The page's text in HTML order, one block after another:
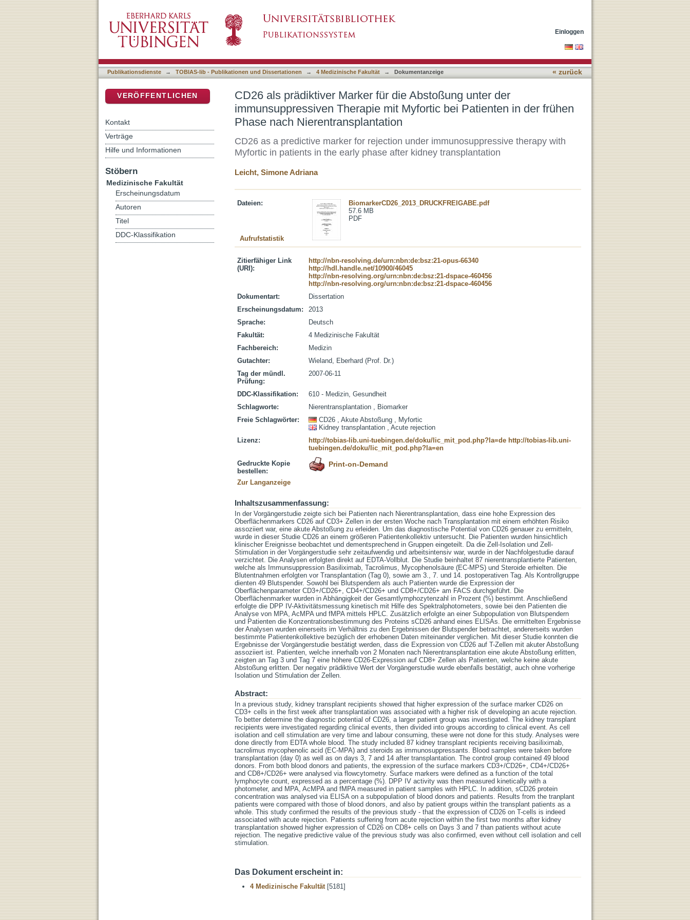
bei Patienten in der frühen Phase nach Nierentransplantation
Einloggen
Publikationsdienste → TOBIAS-lib - Publikationen und Dissertationen → 4 Medizinische Fakultät → Dokumentanzeige « zurück
CD26 als prädiktiver Marker für die Abstoßung unter der
immunsuppressiven Therapie mit Myfortic bei Patienten in der frühen
Phase nach Nierentransplantation
CD26 as a predictive marker for rejection under immunosuppressive therapy with
Myfortic in patients in the early phase after kidney transplantation
Leicht, Simone Adriana
Dateien:
BiomarkerCD26_2013_DRUCKFREIGABE.pdf
57.6 MB
PDF
Aufrufstatistik
Zitierfähiger Link
(URI):
http://nbn-resolving.de/urn:nbn:de:bsz:21-opus-66340
http://hdl.handle.net/10900/46045
http://nbn-resolving.org/urn:nbn:de:bsz:21-dspace-460456
http://nbn-resolving.org/urn:nbn:de:bsz:21-dspace-460456
Dokumentart:
Dissertation
Erscheinungsdatum:
2013
Sprache:
Deutsch
Fakultät:
4 Medizinische Fakultät
Fachbereich:
Medizin
Gutachter:
Wieland, Eberhard (Prof. Dr.)
Tag der mündl.
Prüfung:
2007-06-11
DDC-Klassifikation:
610 - Medizin, Gesundheit
Schlagworte:
Nierentransplantation , Biomarker
Freie Schlagwörter:
CD26 , Akute Abstoßung , Myfortic
Kidney transplantation , Acute rejection
Lizenz:
http://tobias-lib.uni-tuebingen.de/doku/lic_mit_pod.php?la=de http://tobias-lib.uni-
tuebingen.de/doku/lic_mit_pod.php?la=en
Gedruckte Kopie
bestellen:
Print-on-Demand
Zur Langanzeige
Inhaltszusammenfassung:
In der Vorgängerstudie zeigte sich bei Patienten nach Nierentransplantation, dass eine hohe Expression des
Oberflächenmarkers CD26 auf CD3+ Zellen in der ersten Woche nach Transplantation mit einem erhöhten Risiko
assoziiert war, eine akute Abstoßung zu erleiden. Um das diagnostische Potential von CD26 genauer zu ermitteln,
wurde in dieser Studie CD26 an einem größeren Patientenkollektiv untersucht. Die Patienten wurden hinsichtlich
klinischer Ereignisse beobachtet und dementsprechend in Gruppen eingeteilt. Da die Zell-Isolation und Zell-
Stimulation in der Vorgängerstudie sehr zeitaufwendig und arbeitsintensiv war, wurde in der Nachfolgestudie darauf
verzichtet. Die Analysen erfolgten direkt auf EDTA-Vollblut. Die Studie beinhaltet 87 nierentransplantierte Patienten,
welche als Immunsuppression Basiliximab, Tacrolimus, Mycophenolsäure (EC-MPS) und Steroide erhielten. Die
Blutentnahmen erfolgten vor Transplantation (Tag 0), sowie am 3., 7. und 14. postoperativen Tag. Als Kontrollgruppe
dienten 49 Blutspender. Sowohl bei Blutspendern als auch Patienten wurde die Expression der
Oberflächenparameter CD3+/CD26+, CD4+/CD26+ und CD8+/CD26+ am FACS durchgeführt. Die
Oberflächenmarker wurden in Abhängigkeit der Gesamtlymphozytenzahl in Prozent (%) bestimmt. Anschließend
erfolgte die DPP IV-Aktivitätsmessung kinetisch mit Hilfe des Spektralphotometers, sowie bei den Patienten die
Analyse von MPA, AcMPA und fMPA mittels HPLC. Zusätzlich erfolgte an einer Subpopulation von Blutspendern
und Patienten die Konzentrationsbestimmung des Proteins sCD26 anhand eines ELISAs. Die ermittelten Ergebnisse
der Analysen wurden einerseits im Verhältnis zu den Ergebnissen der Blutspender betrachtet, andererseits wurden
bestimmte Patientenkollektive bezüglich der erhobenen Daten miteinander verglichen. Mit dieser Studie konnten die
Ergebnisse der Vorgängerstudie bestätigt werden, dass die Expression von CD26 auf T-Zellen mit akuter Abstoßung
assoziiert ist. Patienten, welche innerhalb von 2 Monaten nach Nierentransplantation eine akute Abstoßung erlitten,
zeigten an Tag 3 und Tag 7 eine höhere CD26-Expression auf CD8+ Zellen als Patienten, welche keine akute
Abstoßung erlitten. Der negativ prädiktive Wert der Vorgängerstudie wurde ebenfalls bestätigt, auch ohne vorherige
Isolation und Stimulation der Zellen.
Abstract:
In a previous study, kidney transplant recipients showed that higher expression of the surface marker CD26 on
CD3+ cells in the first week after transplantation was associated with a higher risk of developing an acute rejection.
To better determine the diagnostic potential of CD26, a larger patient group was investigated. The kidney transplant
recipients were investigated regarding clinical events, then divided into groups according to clinical event. As cell
isolation and cell stimulation are very time and labour consuming, these were not done for this study. Analyses were
done directly from EDTA whole blood. The study included 87 kidney transplant recipients receiving basiliximab,
tacrolimus mycophenolic acid (EC-MPA) and steroids as immunosuppressants. Blood samples were taken before
transplantation (day 0) as well as on days 3, 7 and 14 after transplantation. The control group contained 49 blood
donors. From both blood donors and patients, the expression of the surface markers CD3+/CD26+, CD4+/CD26+
and CD8+/CD26+ were analysed via flowcytometry. Surface markers were defined as a function of the total
lymphocyte count, expressed as a percentage (%). DPP IV activity was then measured kinetically with a
photometer, and MPA, AcMPA and fMPA measured in patient samples with HPLC. In addition, sCD26 protein
concentration was analysed via ELISA on a subpopulation of blood donors and patients. Results from the tranplant
patients were compared with those of blood donors, and also by patient groups within the transplant patients as a
whole. This study confirmed the results of the previous study - that the expression of CD26 on T-cells is indeed
associated with acute rejection. Patients suffering from acute rejection within the first two months after kidney
transplantation showed higher expression of CD26 on CD8+ cells on Days 3 and 7 than patients without acute
rejection. The negative predictive value of the previous study was also confirmed, even without cell isolation and cell
stimulation.
Das Dokument erscheint in:
4 Medizinische Fakultät[5181]
VERÖFFENTLICHEN
Kontakt
Verträge
Hilfe und Informationen
Stöbern
Medizinische Fakultät
Erscheinungsdatum
Autoren
Titel
DDC-Klassifikation